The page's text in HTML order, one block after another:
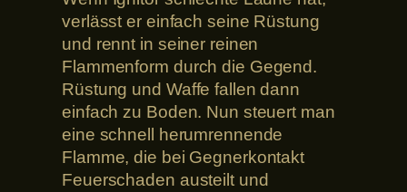
verlässt er einfach seine Rüstung
und rennt in seiner reinen
Flammenform durch die Gegend.
Rüstung und Waffe fallen dann
einfach zu Boden. Nun steuert man
eine schnell herumrennende
Flamme, die bei Gegnerkontakt
Feuerschaden austeilt und